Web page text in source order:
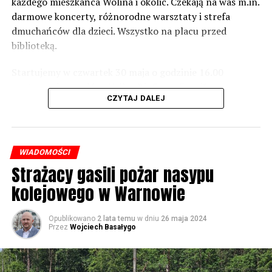
zaznacza.
Foto: Wojciech Basałygo
darmowe koncerty, różnorodne warsztaty i strefa
dmuchańców dla dzieci. Wszystko na placu przed
biblioteką.
występami zespołów „Yellow” i „Specyficzni”.
CZYTAJ DALEJ
WIADOMOŚCI
Strażacy gasili pożar nasypu
kolejowego w Warnowie
Opublikowano 2 lata temu w dniu 26 maja 2024
Przez Wojciech Basałygo